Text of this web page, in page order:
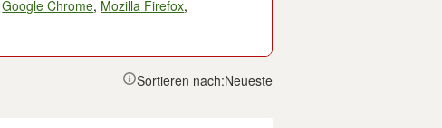
Google Chrome, Mozilla Firefox,
Sortieren nach:Neueste